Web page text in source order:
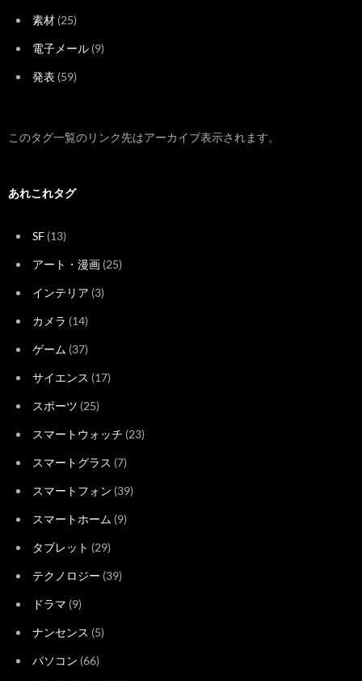
素材 (25)
電子メール (9)
発表 (59)
このタグ一覧のリンク先はアーカイブ表示されます。
あれこれタグ
SF (13)
アート・漫画 (25)
インテリア (3)
カメラ (14)
ゲーム (37)
サイエンス (17)
スポーツ (25)
スマートウォッチ (23)
スマートグラス (7)
スマートフォン (39)
スマートホーム (9)
タブレット (29)
テクノロジー (39)
ドラマ (9)
ナンセンス (5)
パソコン (66)